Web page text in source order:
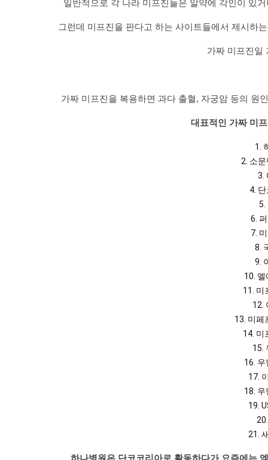
일반적으로 각 나라 미프진들은 알약에 각인이 있
그런데 미프진을 판다고 하는 사이트들에서 제시하
가짜 미프진일
가짜 미프진을 복용하면 과다 출혈, 자궁암 등의 원
대표적인 가짜 미
1.
2. 소
3.
4.
5.
6.
7.
8.
9.
10.
11. 미
12.
13. 미페
14. 미
15.
16.
17.
18.
19.
21.